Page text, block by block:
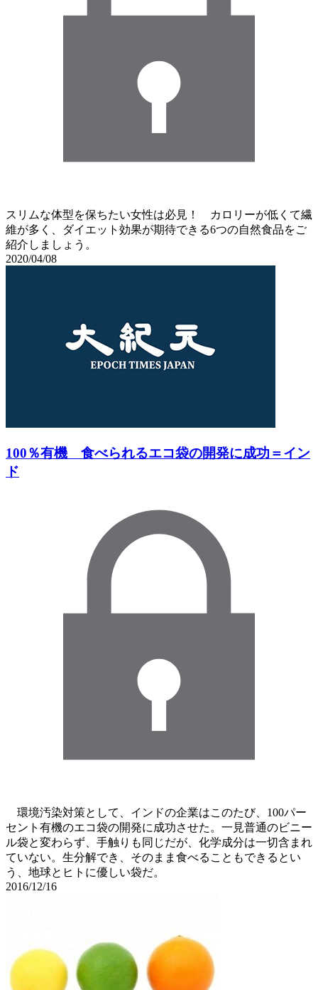
スリムな体型を保ちたい女性は必見！ カロリーが低くて繊
維が多く、ダイエット効果が期待できる6つの自然食品をご
紹介しましょう。
2020/04/08
100％有機 食べられるエコ袋の開発に成功＝イン
ド
環境汚染対策として、インドの企業はこのたび、100パー
セント有機のエコ袋の開発に成功させた。一見普通のビニー
ル袋と変わらず、手触りも同じだが、化学成分は一切含まれ
ていない。生分解でき、そのまま食べることもできるとい
う、地球とヒトに優しい袋だ。
2016/12/16